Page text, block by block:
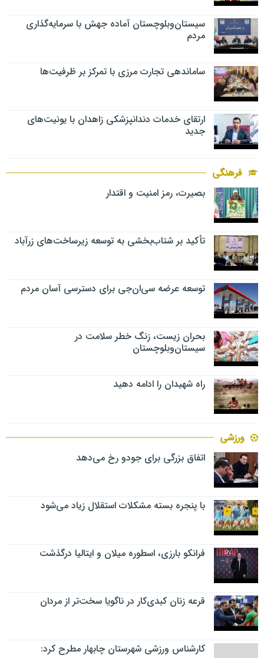
سیستان‌وبلوچستان آماده جهش با سرمایه‌گذاری
مردم
ساماندهی تجارت مرزی با تمرکز بر ظرفیت‌ها
ارتقای خدمات دندانپزشکی زاهدان با یونیت‌های
جدید
فرهنگی
بصیرت، رمز امنیت و اقتدار
تأکید بر شتاب‌بخشی به توسعه زیرساخت‌های زرآباد
توسعه عرضه سی‌ان‌جی برای دسترسی آسان مردم
بحران زیست، زنگ خطر سلامت در
سیستان‌وبلوچستان
راه شهیدان را ادامه دهید
ورزشی
اتفاق بزرگی برای جودو رخ می‌دهد
با پنجره بسته مشکلات استقلال زیاد می‌شود
فرانکو بارزی، اسطوره میلان و ایتالیا درگذشت
قرعه زنان کبدی‌کار در ناگویا سخت‌تر از مردان
کارشناس ورزشی شهرستان چابهار مطرح کرد: